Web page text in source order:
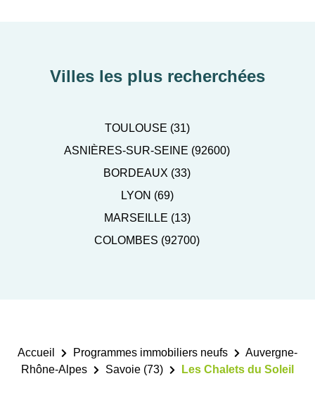
Villes les plus recherchées
TOULOUSE (31)
ASNIÈRES-SUR-SEINE (92600)
BORDEAUX (33)
LYON (69)
MARSEILLE (13)
COLOMBES (92700)
Accueil Programmes immobiliers neufs
Auvergne-
Rhône-Alpes
Savoie (73) Les Chalets du Soleil